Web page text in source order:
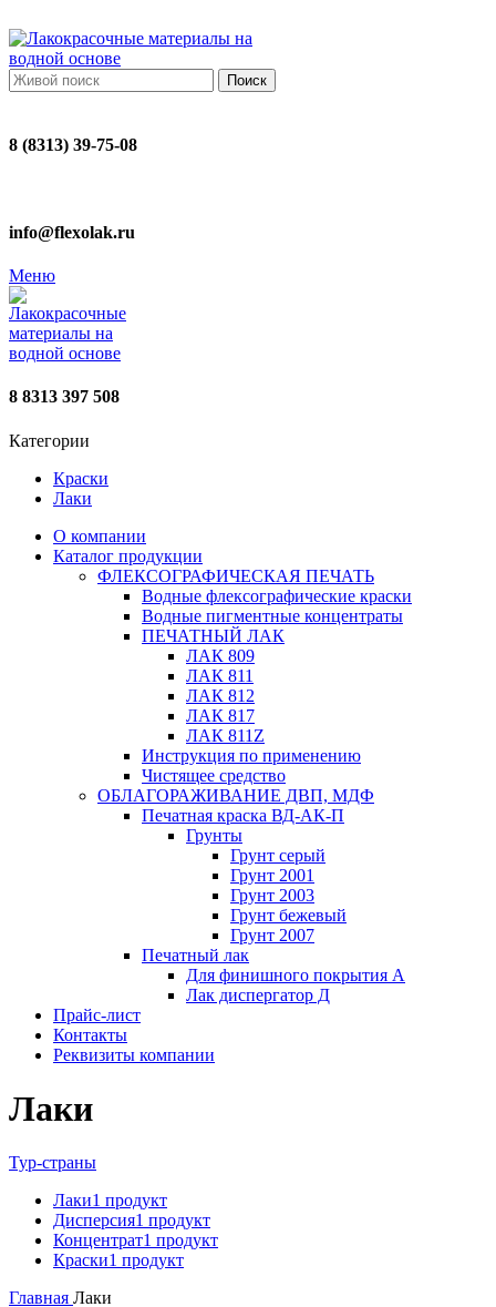
Поиск
8 (8313) 39-75-08
info@flexolak.ru
Меню
8 8313 397 508
Категории
Краски
Лаки
О компании
Каталог продукции
ФЛЕКСОГРАФИЧЕСКАЯ ПЕЧАТЬ
Водные флексографические краски
Водные пигментные концентраты
ПЕЧАТНЫЙ ЛАК
ЛАК 809
ЛАК 811
ЛАК 812
ЛАК 817
ЛАК 811Z
Инструкция по применению
Чистящее средство
ОБЛАГОРАЖИВАНИЕ ДВП, МДФ
Печатная краска ВД-АК-П
Грунты
Грунт серый
Грунт 2001
Грунт 2003
Грунт бежевый
Грунт 2007
Печатный лак
Для финишного покрытия А
Лак диспергатор Д
Прайс-лист
Контакты
Реквизиты компании
Лаки
Тур-страны
Лаки1 продукт
Дисперсия1 продукт
Концентрат1 продукт
Краски1 продукт
Главная Лаки